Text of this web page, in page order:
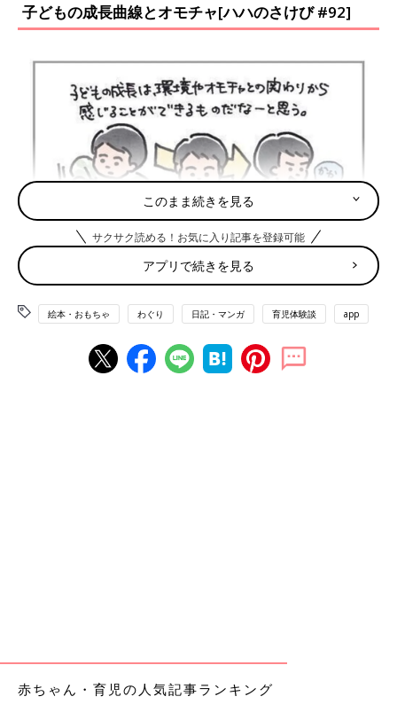
子どもの成長曲線とオモチャ[ハハのさけび #92]
子育てしていてつくづく感じるのは、子どもの成長というのは、
環境やオモチャで感じることができるものだなーということ。
このまま続きを見る
サクサク読める！お気に入り記事を登録可能
アプリで続きを見る
絵本・おもちゃ わぐり 日記・マンガ 育児体験談 app
赤ちゃん・育児の人気記事ランキング